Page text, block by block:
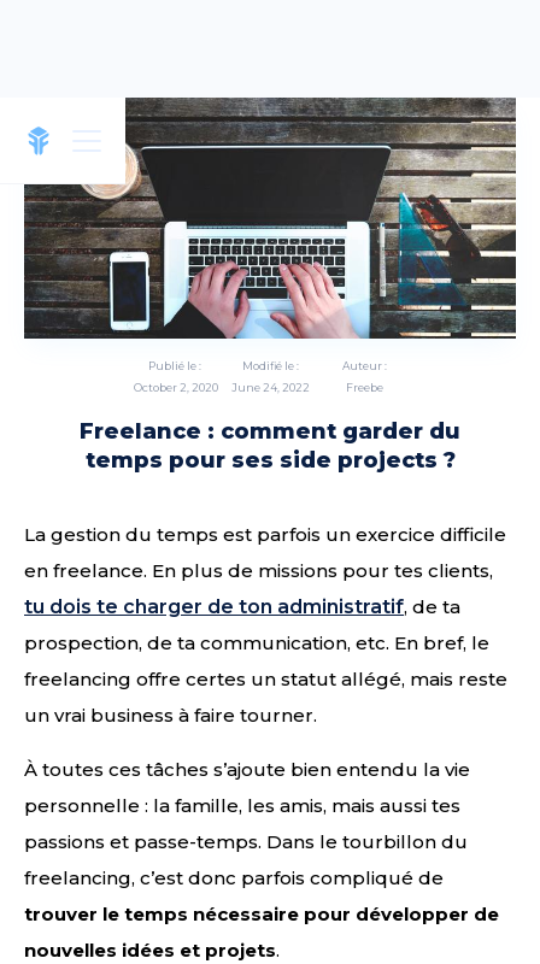
Publié le :
October 2, 2020
Modifié le :
June 24, 2022
Auteur :
Freebe
Freelance : comment garder du
temps pour ses side projects ?
La gestion du temps est parfois un exercice difficile
en freelance. En plus de missions pour tes clients,
tu dois te charger de ton administratif, de ta
prospection, de ta communication, etc. En bref, le
freelancing offre certes un statut allégé, mais reste
un vrai business à faire tourner.
À toutes ces tâches s’ajoute bien entendu la vie
personnelle : la famille, les amis, mais aussi tes
passions et passe-temps. Dans le tourbillon du
freelancing, c’est donc parfois compliqué de
trouver le temps nécessaire pour développer de
nouvelles idées et projets.